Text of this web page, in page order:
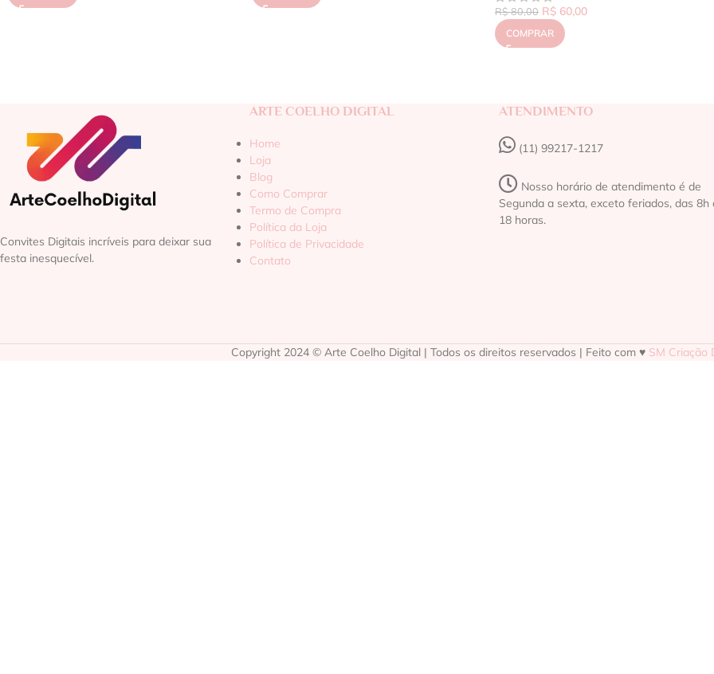
R$80,00 R$ 60,00
COMPRAR
Convites Digitais incríveis para deixar sua
festa inesquecível.
ARTE COELHO DIGITAL
Home
Loja
Blog
Como Comprar
Termo de Compra
Política da Loja
Política de Privacidade
Contato
ATENDIMENTO
(11) 99217-1217‬
Nosso horário de atendimento é de
Segunda a sexta, exceto feriados, das 8h
18 horas.
Copyright 2024 © Arte Coelho Digital | Todos os direitos reservados | Feito com ♥ SM Criação